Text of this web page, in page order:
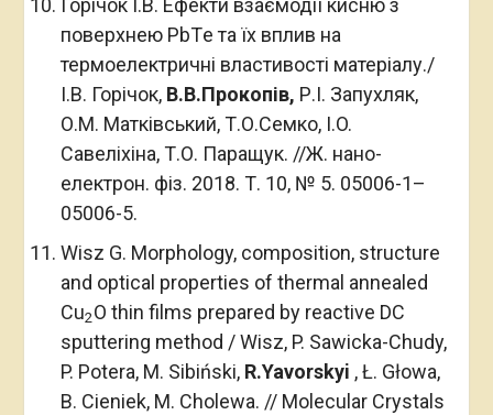
Горічок І.В. Ефекти взаємодії кисню з
поверхнею PbTе та їх вплив на
термоелектричні властивості матеріалу./
І.В. Горічок, В.В.Прокопів, Р.І. Запухляк,
О.М. Матківський, Т.О.Семко, І.O.
Савеліхіна, Т.О. Паращук. //Ж. нано-
електрон. фіз. 2018. Т. 10, № 5. 05006-1–
05006-5.
Wisz G. Morphology, composition, structure
and optical properties of thermal annealed
Cu2O thin films prepared by reactive DC
sputtering method / Wisz, P. Sawicka-Chudy,
P. Potera, M. Sibiński, R.Yavorskyi , Ł. Głowa,
B. Cieniek, M. Cholewa. // Molecular Crystals